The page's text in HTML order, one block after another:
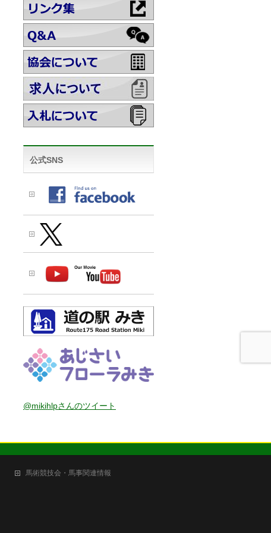
公式SNS
@mikihlpさんのツイート
馬術競技会・馬事関連情報